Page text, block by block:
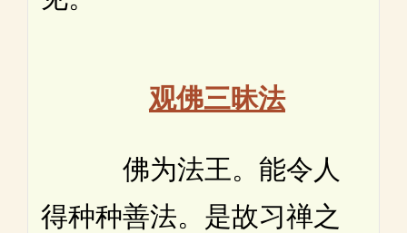
观佛三昧法
佛为法王。能令人
得种种善法。是故习禅之